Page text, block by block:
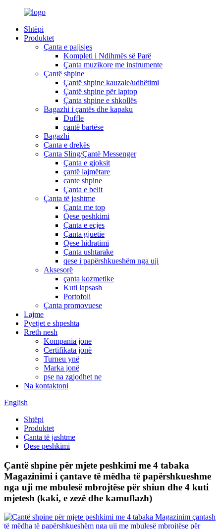
Shtëpi
Produktet
Çanta e pajisjes
Kompleti i Ndihmës së Parë
Çanta muzikore me instrumente
Çantë shpine
Çantë shpine kauzale/udhëtimi
Çantë shpine për laptop
Çanta shpine e shkollës
Bagazhi i çantës dhe kapaku
Duffle
çantë bartëse
Bagazhi
Çanta e drekës
Çanta Sling/Çantë Messenger
Çanta e gjoksit
çantë lajmëtare
cante shpine
Çanta e belit
Çanta të jashtme
Çanta me top
Qese peshkimi
Çanta e ecjes
Çanta gjuetie
Qese hidratimi
Çanta ushtarake
qese i papërshkueshëm nga uji
Aksesorë
çanta kozmetike
Kuti lapsash
Portofoli
Çanta promovuese
Lajme
Pyetjet e shpeshta
Rreth nesh
Kompania jone
Certifikata jonë
Turneu ynë
Marka jonë
pse na zgjodhet ne
Na kontaktoni
English
Shtëpi
Produktet
Çanta të jashtme
Qese peshkimi
Çantë shpine për mjete peshkimi me 4 tabaka
Magazinimi i çantave të mëdha të papërshkueshme
nga uji me mbulesë mbrojtëse për shiun dhe 4 kuti
mjetesh (kaki, e zezë dhe kamuflazh)